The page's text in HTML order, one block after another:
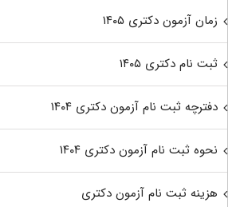
زمان آزمون دکتری ۱۴۰۵
ثبت نام دکتری ۱۴۰۵
دفترچه ثبت نام آزمون دکتری ۱۴۰۴
نحوه ثبت نام آزمون دکتری ۱۴۰۴
هزینه ثبت نام آزمون دکتری